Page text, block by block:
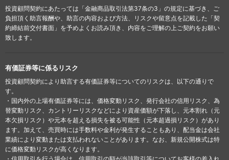
投資顧問契約にあたっては「金融商品取引法第37条の3」の規定に基づき、ご
負担頂く助言報酬や、助言の内容および方法、リスクや留意点を記載した「契
約締結前交付書面」を予めよくお読み頂き、内容をご理解の上ご契約をお願い
致します。
有価証券等に係るリスク
投資顧問契約により助言する有価証券等についてのリスクは、以下の通りで
す。
・国内外の上場有価証券等には、価格変動リスク、発行会社の信用リスク、為
替変動リスク、カントリーリスクなどにより資産価額が下落し、元本割れ（元
本欠損リスク）や元本を超える損失を被る可能性（元本超過損リスク）があり
ます。加えて、売買時には手数料や金利が発生することもあり、配当金は会社
業績により変動または支払われないことがあります。なお、新規公開株式は特
に価格変動リスクが高くなります。